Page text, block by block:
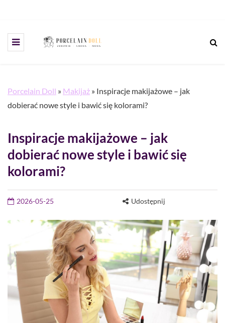
Porcelain Doll » Makijaż » Inspiracje makijażowe – jak
dobierać nowe style i bawić się kolorami?
Inspiracje makijażowe – jak
dobierać nowe style i bawić się
kolorami?
2026-05-25 Udostępnij